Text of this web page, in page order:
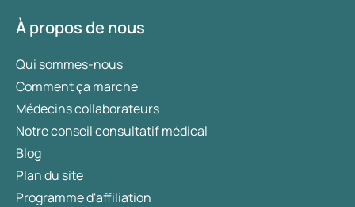
À propos de nous
Qui sommes-nous
Comment ça marche
Médecins collaborateurs
Notre conseil consultatif médical
Blog
Plan du site
Programme d'affiliation